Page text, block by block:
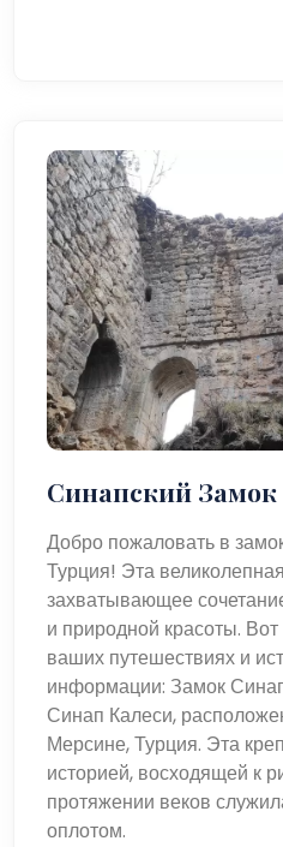
Синапский Замок
Добро пожаловать в
Турция! Эта
захватывающее
и природной красоты.
ваших путешествиях и
информации: Замок
Синап Калеси,
Мерсине, Турция. Эта
историей, восходящей к
протяжении веков
оплотом.